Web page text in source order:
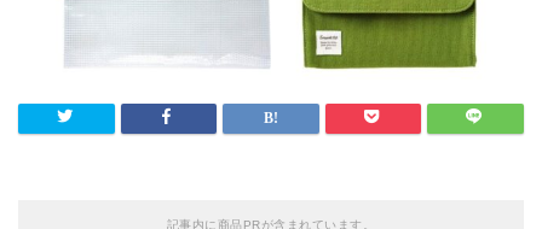
記事内に商品PRが含まれています。